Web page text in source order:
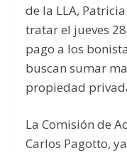
de la LLA,
tratar el jueves
pago a los
buscan sumar
propiedad
La Comisión de
Carlos Pagotto,